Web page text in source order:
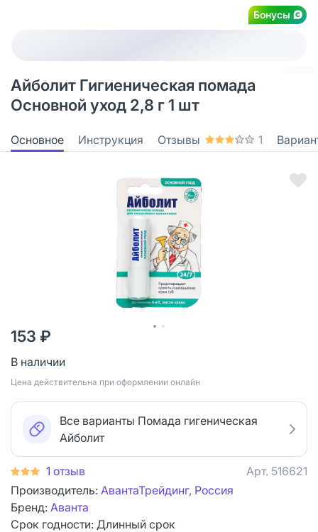
Бонусы
Айболит Гигиеническая помада
Основной уход 2,8 г 1 шт
Основное Инструкция Отзывы 1
153 ₽
В наличии
Цена действительна при оформлении онлайн
Все варианты Помада гигеническая
Айболит
1 отзыв Арт. 516621
Производитель: АвантаТрейдинг, Россия
Бренд: Аванта
Срок годности: Длинный срок